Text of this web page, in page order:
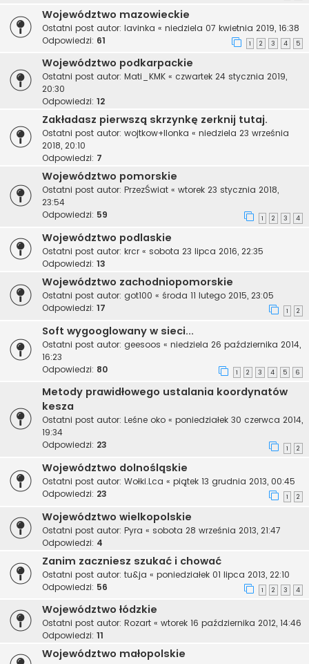
Województwo mazowieckie
Ostatni post autor: lavinka « niedziela 07 kwietnia 2019, 16:38
Odpowiedzi: 61 1 2 3 4 5
Województwo podkarpackie
Ostatni post autor: Mati_KMK « czwartek 24 stycznia 2019,
20:30
Odpowiedzi: 12
Zakładasz pierwszą skrzynkę zerknij tutaj.
Ostatni post autor: wojtkow+Ilonka « niedziela 23 września
2018, 20:10
Odpowiedzi: 7
Województwo pomorskie
Ostatni post autor: PrzezŚwiat « wtorek 23 stycznia 2018,
23:54
Odpowiedzi: 59 1 2 3 4
Województwo podlaskie
Ostatni post autor: krcr « sobota 23 lipca 2016, 22:35
Odpowiedzi: 13
Województwo zachodniopomorskie
Ostatni post autor: got100 « środa 11 lutego 2015, 23:05
Odpowiedzi: 17 1 2
Soft wygooglowany w sieci...
Ostatni post autor: geesoos « niedziela 26 października 2014,
16:23
Odpowiedzi: 80 1 2 3 4 5 6
Metody prawidłowego ustalania koordynatów
kesza
Ostatni post autor: Leśne oko « poniedziałek 30 czerwca 2014,
19:34
Odpowiedzi: 23 1 2
Województwo dolnośląskie
Ostatni post autor: Wołki.Lca « piątek 13 grudnia 2013, 00:45
Odpowiedzi: 23 1 2
Województwo wielkopolskie
Ostatni post autor: Pyra « sobota 28 września 2013, 21:47
Odpowiedzi: 4
Zanim zaczniesz szukać i chować
Ostatni post autor: tu&ja « poniedziałek 01 lipca 2013, 22:10
Odpowiedzi: 56 1 2 3 4
Województwo łódzkie
Ostatni post autor: Rozart « wtorek 16 października 2012, 14:46
Odpowiedzi: 11
Województwo małopolskie